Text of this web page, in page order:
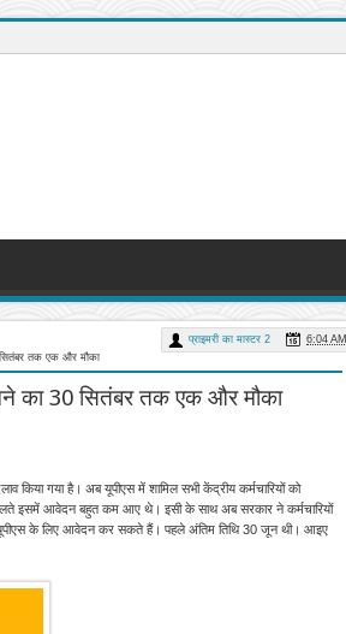
तक एक और मौका
का 30 सितंबर तक एक और मौका
प्राइमरी का मास्टर 2 6:04 AM
गया है। अब यूपीएस में शामिल सभी केंद्रीय कर्मचारियों को
चलते इसमें आवेदन बहुत कम आए थे। इसी के साथ अब सरकार ने कर्मचारियों
यूपीएस के लिए आवेदन कर सकते हैं। पहले अंतिम तिथि 30 जून थी। आइए